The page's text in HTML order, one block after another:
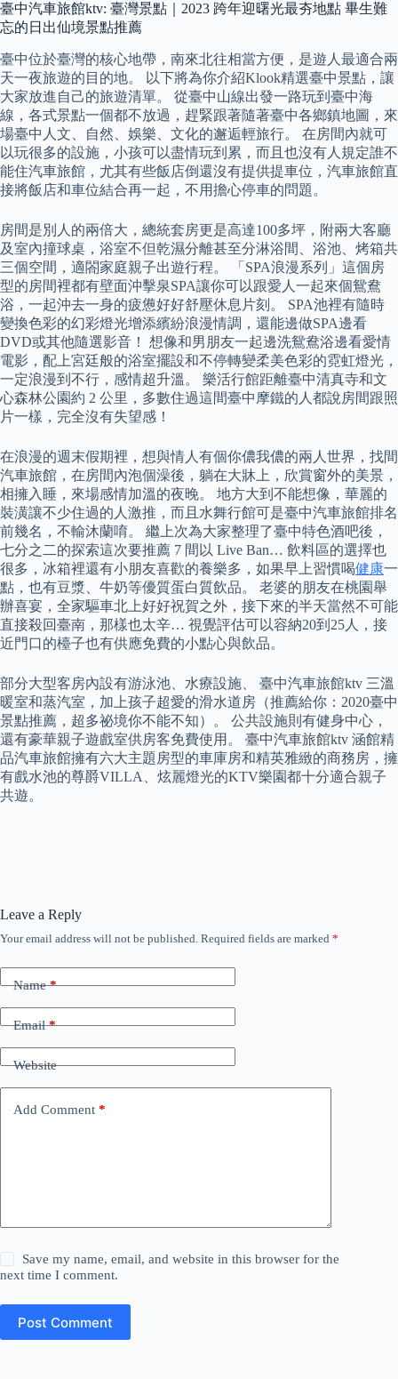
臺中汽車旅館ktv: 臺灣景點｜2023 跨年迎曙光最夯地點 畢生難
忘的日出仙境景點推薦
臺中位於臺灣的核心地帶，南來北往相當方便，是遊人最適合兩
天一夜旅遊的目的地。 以下將為你介紹Klook精選臺中景點，讓
大家放進自己的旅遊清單。 從臺中山線出發一路玩到臺中海
線，各式景點一個都不放過，趕緊跟著隨著臺中各鄉鎮地圖，來
場臺中人文、自然、娛樂、文化的邂逅輕旅行。 在房間內就可
以玩很多的設施，小孩可以盡情玩到累，而且也沒有人規定誰不
能住汽車旅館，尤其有些飯店倒還沒有提供提車位，汽車旅館直
接將飯店和車位結合再一起，不用擔心停車的問題。
房間是別人的兩倍大，總統套房更是高達100多坪，附兩大客廳
及室內撞球桌，浴室不但乾濕分離甚至分淋浴間、浴池、烤箱共
三個空間，適閤家庭親子出遊行程。 「SPA浪漫系列」這個房
型的房間裡都有壁面沖擊泉SPA讓你可以跟愛人一起來個鴛鴦
浴，一起沖去一身的疲憊好好舒壓休息片刻。 SPA池裡有隨時
變換色彩的幻彩燈光增添繽紛浪漫情調，還能邊做SPA邊看
DVD或其他隨選影音！ 想像和男朋友一起邊洗鴛鴦浴邊看愛情
電影，配上宮廷般的浴室擺設和不停轉變柔美色彩的霓虹燈光，
一定浪漫到不行，感情超升溫。 樂活行館距離臺中清真寺和文
心森林公園約 2 公里，多數住過這間臺中摩鐵的人都說房間跟照
片一樣，完全沒有失望感！
在浪漫的週末假期裡，想與情人有個你儂我儂的兩人世界，找間
汽車旅館，在房間內泡個澡後，躺在大牀上，欣賞窗外的美景，
相擁入睡，來場感情加溫的夜晚。 地方大到不能想像，華麗的
裝潢讓不少住過的人激推，而且水舞行館可是臺中汽車旅館排名
前幾名，不輸沐蘭唷。 繼上次為大家整理了臺中特色酒吧後，
七分之二的探索這次要推薦 7 間以 Live Ban… 飲料區的選擇也
很多，冰箱裡還有小朋友喜歡的養樂多，如果早上習慣喝健康一
點，也有豆漿、牛奶等優質蛋白質飲品。 老婆的朋友在桃園舉
辦喜宴，全家驅車北上好好祝賀之外，接下來的半天當然不可能
直接殺回臺南，那樣也太辛… 視覺評估可以容納20到25人，接
近門口的檯子也有供應免費的小點心與飲品。
部分大型客房內設有游泳池、水療設施、 臺中汽車旅館ktv 三溫
暖室和蒸汽室，加上孩子超愛的滑水道房（推薦給你：2020臺中
景點推薦，超多祕境你不能不知）。 公共設施則有健身中心，
還有豪華親子遊戲室供房客免費使用。 臺中汽車旅館ktv 涵館精
品汽車旅館擁有六大主題房型的車庫房和精英雅緻的商務房，擁
有戲水池的尊爵VILLA、炫麗燈光的KTV樂園都十分適合親子
共遊。
Leave a Reply
Your email address will not be published. Required fields are marked *
Name*
Email*
Website
Add Comment *
Save my name, email, and website in this browser for the
next time I comment.
Post Comment